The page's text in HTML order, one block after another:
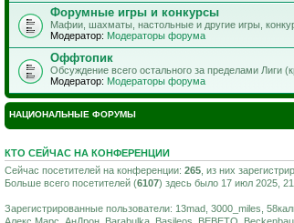
Форумные игры и конкурсы
Мафии, шахматы, настольные и другие игры,
Модератор: Модераторы форума
Оффтопик
Обсуждение всего остального за пределами Лиги
Модератор: Модераторы форума
НАЦИОНАЛЬНЫЕ ФОРУМЫ
КТО СЕЙЧАС НА КОНФЕРЕНЦИИ
Сейчас посетителей на конференции: 265 , из них
Больше всего посетителей (6107) здесь было 17 июл 2025,
Зарегистрированные пользователи: 13mad, 3000_miles,
Алекс Марс, АнДрон, Barabulka, Basileos, BEBETO,